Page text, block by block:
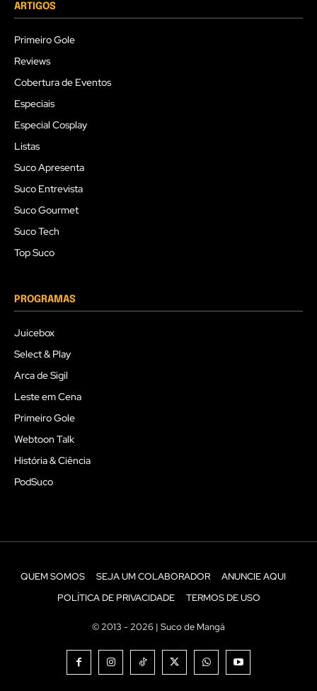
ARTIGOS
Primeiro Gole
Reviews
Cobertura de Eventos
Especiais
Especial Cosplay
Listas
Suco Apresenta
Suco Entrevista
Suco Gourmet
Suco Tech
Top Suco
PROGRAMAS
Juicebox
Select & Play
Arca de Sigil
Leste em Cena
Primeiro Gole
Webtoon Talk
História & Ciência
PodSuco
QUEM SOMOS SEJA UM COLABORADOR
ANUNCIE AQUI
POLÍTICA DE PRIVACIDADE
TERMOS DE USO
© 2013 - 2026 | Suco de Mangá